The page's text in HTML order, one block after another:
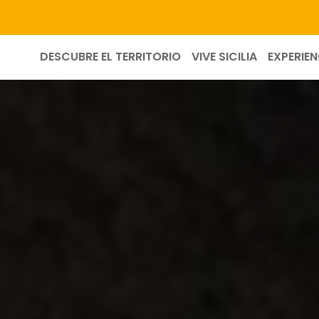
DESCUBRE EL TERRITORIO VIVE SICILIA